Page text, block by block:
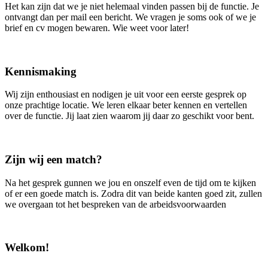
Het kan zijn dat we je niet helemaal vinden passen bij de functie. Je
ontvangt dan per mail een bericht. We vragen je soms ook of we je
brief en cv mogen bewaren. Wie weet voor later!
Kennismaking
Wij zijn enthousiast en nodigen je uit voor een eerste gesprek op
onze prachtige locatie. We leren elkaar beter kennen en vertellen
over de functie. Jij laat zien waarom jij daar zo geschikt voor bent.
Zijn wij een match?
Na het gesprek gunnen we jou en onszelf even de tijd om te kijken
of er een goede match is. Zodra dit van beide kanten goed zit, zullen
we overgaan tot het bespreken van de arbeidsvoorwaarden
Welkom!